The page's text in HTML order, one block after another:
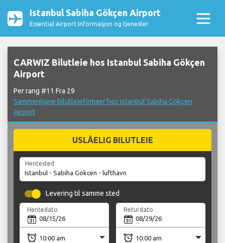
Istanbul Sabiha Gökçen Airport
Essential Airport Informasjon og tjenester
CARWIZ Bilutleie hos Istanbul Sabiha Gökçen
Airport
Per rang #11 Fra 29
Sammenligne bilutleiefirmaer hos Istanbul Sabiha Gökçen
Airport
USLÅELIG BILUTLEIE
Hentested
Levering til samme sted
Hentedato Returdato